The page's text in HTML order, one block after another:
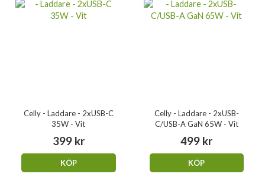
Celly - Laddare - 2xUSB-C
35W - Vit
399 kr
KÖP
Celly - Laddare - 2xUSB-
C/USB-A GaN 65W - Vit
499 kr
KÖP